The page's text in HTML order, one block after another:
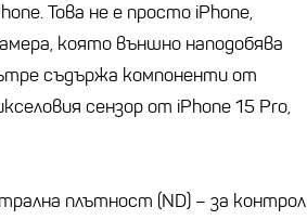
Това не е просто iPhone,
която външно наподобява
съдържа компоненти от
сензор от iPhone 15 Pro,
плътност (ND) – за контрол